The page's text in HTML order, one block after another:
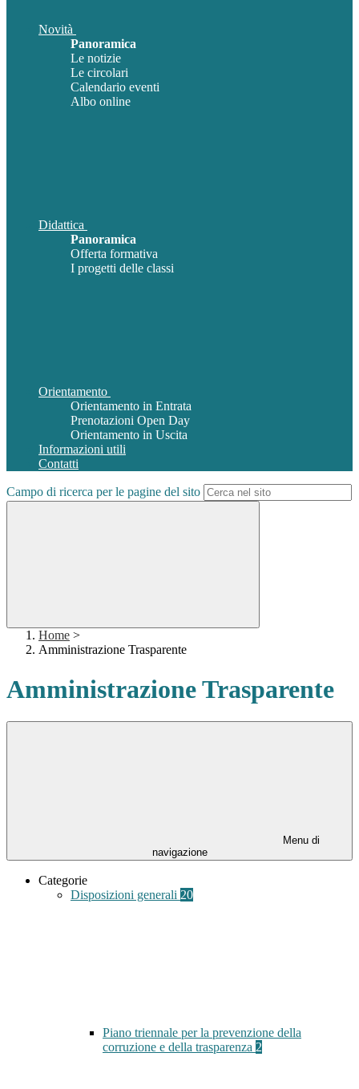
Novità
Panoramica
Le notizie
Le circolari
Calendario eventi
Albo online
Didattica
Panoramica
Offerta formativa
I progetti delle classi
Orientamento
Orientamento in Entrata
Prenotazioni Open Day
Orientamento in Uscita
Informazioni utili
Contatti
Campo di ricerca per le pagine del sito
Home >
Amministrazione Trasparente
Amministrazione Trasparente
Menu di
navigazione
Categorie
Disposizioni generali 20
Piano triennale per la prevenzione della
corruzione e della trasparenza 2